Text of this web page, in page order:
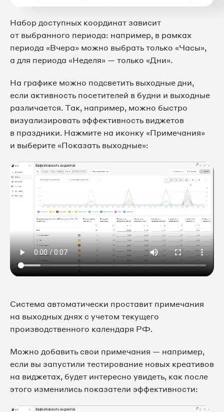
Набор доступных координат зависит
от выбранного периода: например, в рамках
периода «Вчера» можно выбрать только «Часы»,
а для периода «Неделя» — только «Дни».
На графике можно подсветить выходные дни,
если активность посетителей в будни и выходные
различается. Так, например, можно быстро
визуализировать эффективность виджетов
в праздники. Нажмите на иконку «Примечания»
и выберите «Показать выходные»:
Система автоматически проставит примечания
на выходных днях с учетом текущего
производственного календаря РФ.
Можно добавить свои примечания — например,
если вы запустили тестирование новых креативов
на виджетах, будет интересно увидеть, как после
этого изменились показатели эффективности: